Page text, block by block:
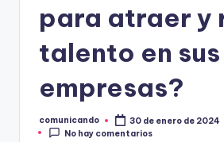
para atraer y
talento en sus
empresas?
Publicado
por
comunicando
30 de enero de 2024
No hay comentarios